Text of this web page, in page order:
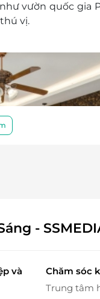
vườn quốc gia
vị.
-
và
Chăm sóc
Trung tâm